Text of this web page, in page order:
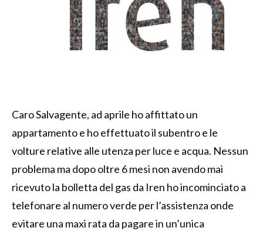
Caro Salvagente, ad aprile ho affittato un
appartamento e ho effettuato il subentro e le
volture relative alle utenza per luce e acqua. Nessun
problema ma dopo oltre 6 mesi non avendo mai
ricevuto la bolletta del gas da Iren ho incominciato a
telefonare al numero verde per l’assistenza onde
evitare una maxi rata da pagare in un’unica